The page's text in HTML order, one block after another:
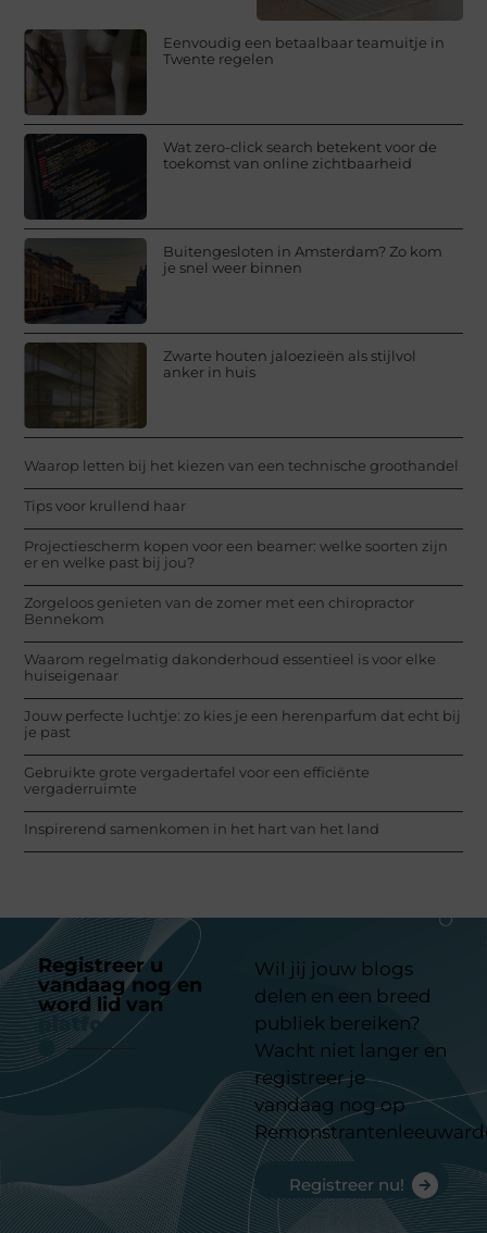
Eenvoudig een betaalbaar teamuitje in
Twente regelen
Wat zero-click search betekent voor de
toekomst van online zichtbaarheid
Buitengesloten in Amsterdam? Zo kom
je snel weer binnen
Zwarte houten jaloezieën als stijlvol
anker in huis
Waarop letten bij het kiezen van een technische groothandel
Tips voor krullend haar
Projectiescherm kopen voor een beamer: welke soorten zijn
er en welke past bij jou?
Zorgeloos genieten van de zomer met een chiropractor
Bennekom
Waarom regelmatig dakonderhoud essentieel is voor elke
huiseigenaar
Jouw perfecte luchtje: zo kies je een herenparfum dat echt bij
je past
Gebruikte grote vergadertafel voor een efficiënte
vergaderruimte
Inspirerend samenkomen in het hart van het land
Registreer u
vandaag nog en
word lid van
platform
Wil jij jouw blogs
delen en een breed
publiek bereiken?
Wacht niet langer en
registreer je
vandaag nog op
Registreer nu!